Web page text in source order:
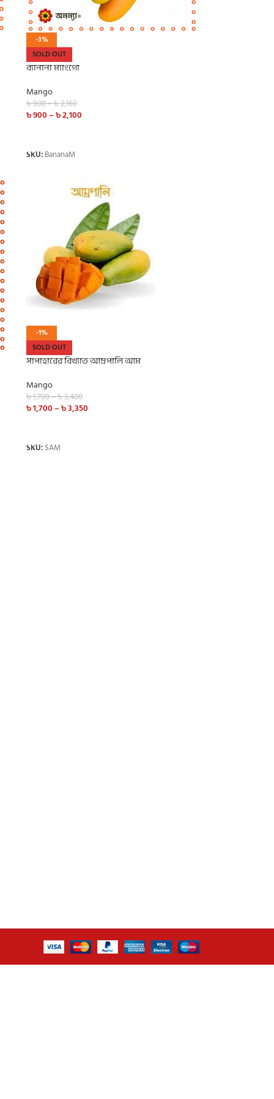
-3%
SOLD OUT
ব্যানানা ম্যাংগো
Mango
৳900–৳2,160
৳900–৳2,100
SKU: BananaM
-1%
SOLD OUT
সাপাহারের বিখ্যাত আম্রপালি আম
Mango
৳1,700–৳3,400
৳1,700–৳3,350
SKU: SAM